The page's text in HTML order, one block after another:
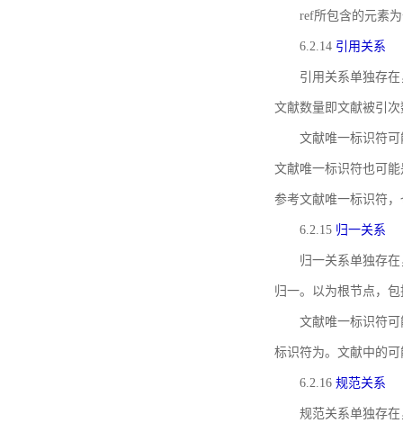
ref所包含的元素
6.2.14 引用关系
引用关系单独存
文献数量即文献被引
文献唯一标识符
文献唯一标识符也可
参考文献唯一标识符
6.2.15 归一关系
归一关系单独存
归一。以为根节点，
文献唯一标识符
标识符为。文献中的
6.2.16 规范关系
规范关系单独存